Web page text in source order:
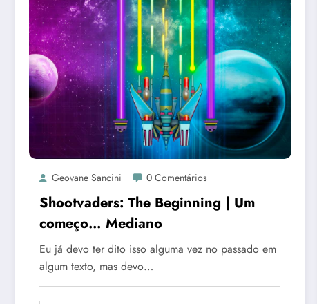
Geovane Sancini 0 Comentários
Shootvaders: The Beginning | Um
começo… Mediano
Eu já devo ter dito isso alguma vez no passado em
algum texto, mas devo…